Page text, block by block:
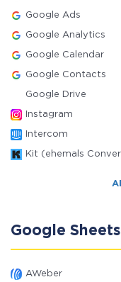
Google Ads
Google Analytics
Google Calendar
Google Contacts
Google Drive
Instagram
Intercom
Kit (ehemals
Google Sheets
AWeber